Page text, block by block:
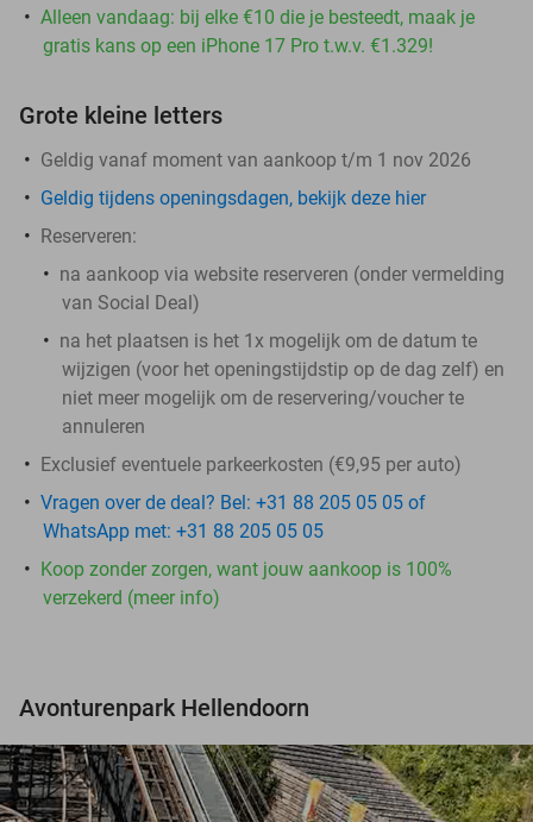
Alleen vandaag: bij elke €10 die je besteedt, maak je
gratis kans op een iPhone 17 Pro t.w.v. €1.329!
Grote kleine letters
Geldig vanaf moment van aankoop t/m 1 nov 2026
Geldig tijdens openingsdagen, bekijk deze hier
Reserveren:
na aankoop via website reserveren (onder vermelding
van Social Deal)
na het plaatsen is het 1x mogelijk om de datum te
wijzigen (voor het openingstijdstip op de dag zelf) en
niet meer mogelijk om de reservering/voucher te
annuleren
Exclusief eventuele parkeerkosten (€9,95 per auto)
Vragen over de deal? Bel: +31 88 205 05 05 of
WhatsApp met: +31 88 205 05 05
Koop zonder zorgen, want jouw aankoop is 100%
verzekerd (meer info)
Avonturenpark Hellendoorn